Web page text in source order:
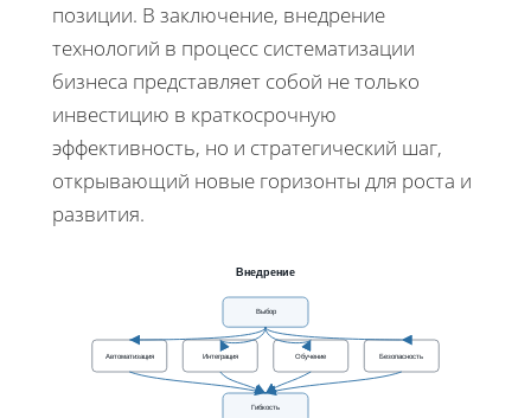
позиции. В заключение, внедрение
технологий в процесс систематизации
бизнеса представляет собой не только
инвестицию в краткосрочную
эффективность, но и стратегический шаг,
открывающий новые горизонты для роста и
развития.
Внедрение
Выбор
Автоматизация Интеграция Обучение Безопасность
Гибкость